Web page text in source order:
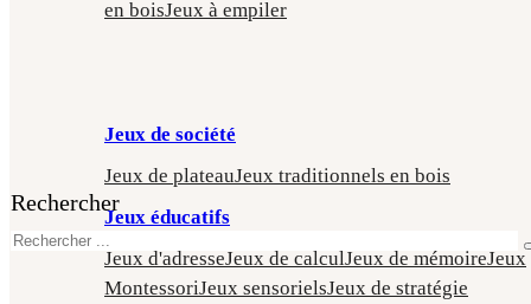
Rechercher
en boisJeux à empiler
Jeux de société
Jeux de plateauJeux traditionnels en bois
Jeux éducatifs
Jeux d'adresseJeux de calculJeux de mémoireJeux
MontessoriJeux sensorielsJeux de stratégie